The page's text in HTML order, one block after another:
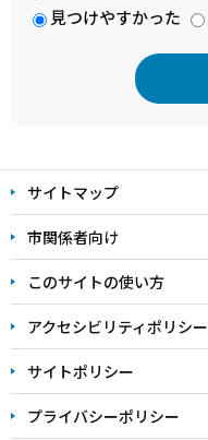
見つけやすかった
文
こ
こ
ま
サイトマップ
市関係者向け
このサイトの使い方
アクセシビリティポリシー
サイトポリシー
プライバシーポリシー